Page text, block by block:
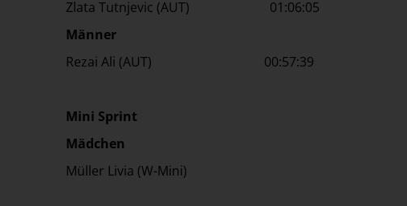
Zlata Tutnjevic (AUT) 01:06:05
Männer
Rezai Ali (AUT) 00:57:39
Mini Sprint
Mädchen
Müller Livia (W-Mini)